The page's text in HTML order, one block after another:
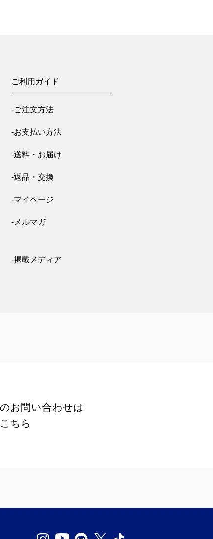
ご利用ガイド
-ご注文方法
-お支払い方法
-送料・お届け
-返品・交換
-マイページ
-メルマガ
-掲載メディア
お問い合わせは
こちら